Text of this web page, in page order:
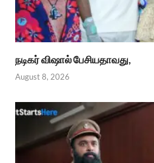
நடிகர் விஷால் பேசியதாவது,
August 8, 2026